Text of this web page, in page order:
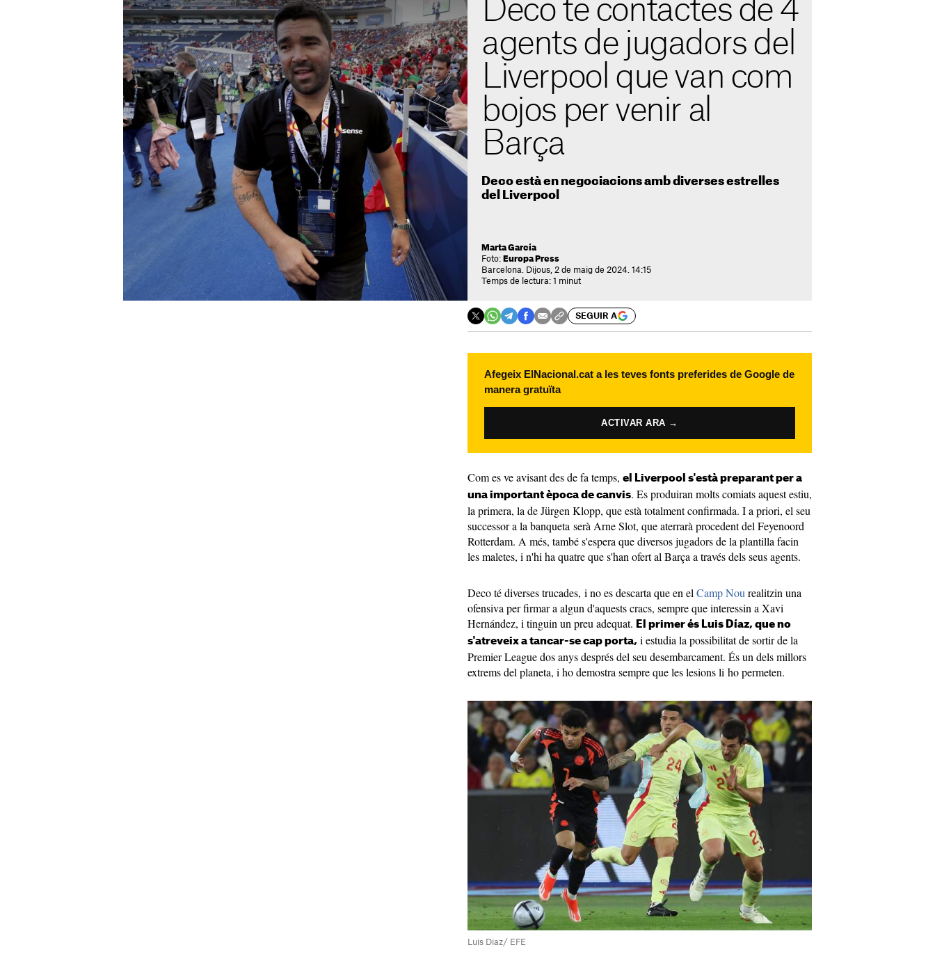
Deco té contactes de 4
agents de jugadors del
Liverpool que van com
bojos per venir al
Barça
Deco està en negociacions amb diverses estrelles
del Liverpool
Marta García
Foto: Europa Press
Barcelona. Dijous, 2 de maig de 2024. 14:15
Temps de lectura: 1 minut
SEGUIR A
Afegeix ElNacional.cat a les teves fonts preferides de Google de
manera gratuïta
ACTIVAR ARA →
Com es ve avisant des de fa temps, el Liverpool s'està preparant per a
una important època de canvis. Es produiran molts comiats aquest estiu,
la primera, la de Jürgen Klopp, que està totalment confirmada. I a priori, el seu
successor a la banqueta serà Arne Slot, que aterrarà procedent del Feyenoord
Rotterdam. A més, també s'espera que diversos jugadors de la plantilla facin
les maletes, i n'hi ha quatre que s'han ofert al Barça a través dels seus agents.
Deco té diverses trucades, i no es descarta que en el Camp Nou realitzin una
ofensiva per firmar a algun d'aquests cracs, sempre que interessin a Xavi
Hernández, i tinguin un preu adequat. El primer és Luis Díaz, que no
s'atreveix a tancar-se cap porta, i estudia la possibilitat de sortir de la
Premier League dos anys després del seu desembarcament. És un dels millors
extrems del planeta, i ho demostra sempre que les lesions li ho permeten.
Luis Diaz/ EFE